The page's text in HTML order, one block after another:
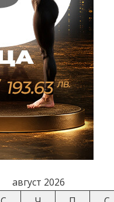
август 2026